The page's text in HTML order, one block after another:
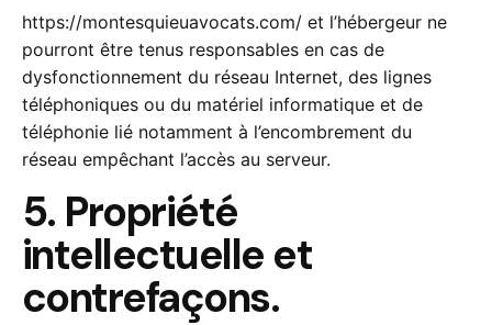
https://montesquieuavocats.com/ et l’hébergeur ne
pourront être tenus responsables en cas de
dysfonctionnement du réseau Internet, des lignes
téléphoniques ou du matériel informatique et de
téléphonie lié notamment à l’encombrement du
réseau empêchant l’accès au serveur.
5. Propriété
intellectuelle et
contrefaçons.